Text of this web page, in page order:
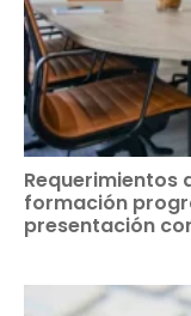
Requerimientos
formación
presentación